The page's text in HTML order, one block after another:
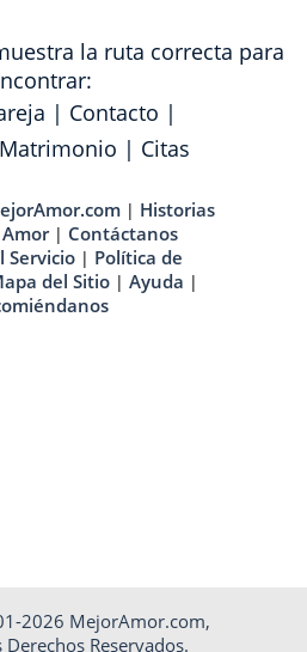
la ruta correcta para
| Contacto |
Matrimonio | Citas
| Historias
| Contáctanos
Servicio | Política de
del Sitio | Ayuda |
2026 MejorAmor.com,
Derechos Reservados.